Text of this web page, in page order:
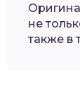
не
также в